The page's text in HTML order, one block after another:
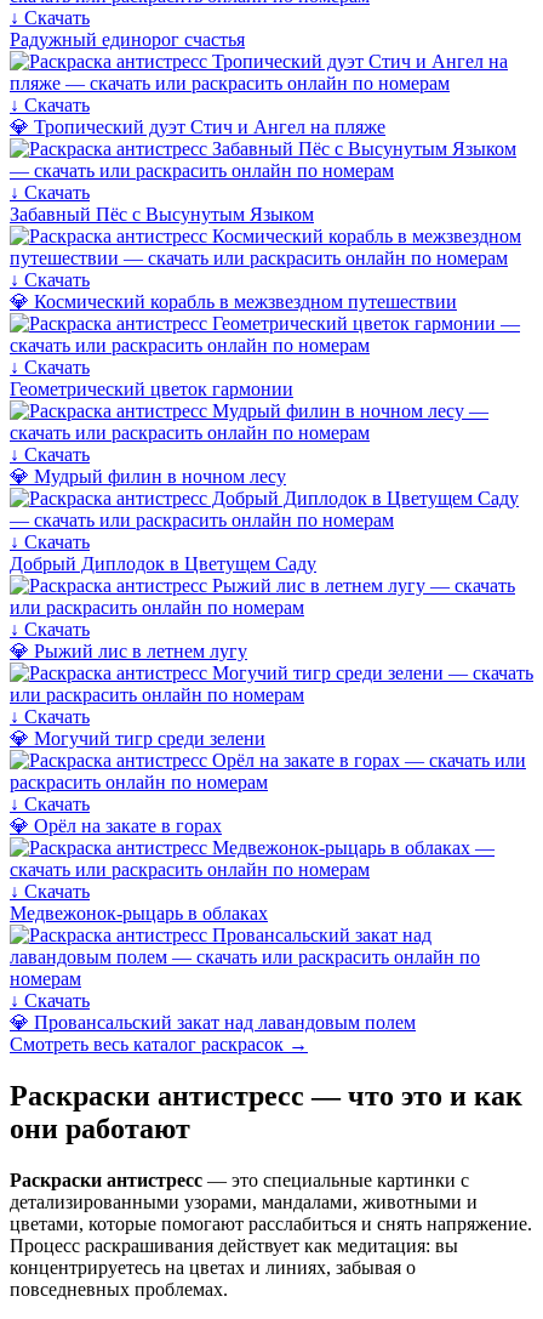
↓ Скачать
Радужный единорог счастья
↓ Скачать
💎 Тропический дуэт Стич и Ангел на пляже
↓ Скачать
Забавный Пёс с Высунутым Языком
↓ Скачать
💎 Космический корабль в межзвездном путешествии
↓ Скачать
Геометрический цветок гармонии
↓ Скачать
💎 Мудрый филин в ночном лесу
↓ Скачать
Добрый Диплодок в Цветущем Саду
↓ Скачать
💎 Рыжий лис в летнем лугу
↓ Скачать
💎 Могучий тигр среди зелени
↓ Скачать
💎 Орёл на закате в горах
↓ Скачать
Медвежонок-рыцарь в облаках
↓ Скачать
💎 Провансальский закат над лавандовым полем
Смотреть весь каталог раскрасок →
Раскраски антистресс — что это и как
они работают
Раскраски антистресс — это специальные картинки с
детализированными узорами, мандалами, животными и
цветами, которые помогают расслабиться и снять напряжение.
Процесс раскрашивания действует как медитация: вы
концентрируетесь на цветах и линиях, забывая о
повседневных проблемах.